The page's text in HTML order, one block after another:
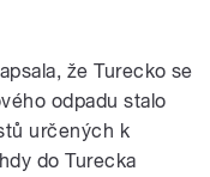
že Turecko se
odpadu stalo
určených k
do Turecka